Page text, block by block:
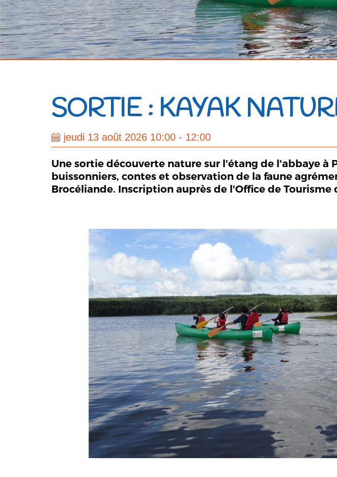
SORTIE : KAYAK
jeudi 13 août 2026 10:00 - 12:00
Une sortie découverte nature sur l'étang de l'abbaye à
buissonniers, contes et observation de la faune
Brocéliande. Inscription auprès de l'Office de Tourisme